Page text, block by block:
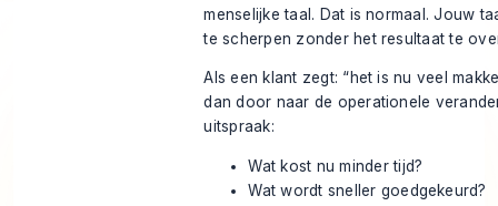
menselijke taal. Dat is normaal. Jouw
te scherpen zonder het resultaat te
Als een klant zegt: “het is nu veel
dan door naar de operationele
uitspraak:
Wat kost nu minder tijd?
Wat wordt sneller goedgekeurd?